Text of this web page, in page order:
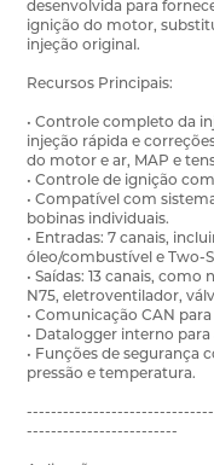
desenvolvida para
ignição do motor,
injeção original.
Recursos Principais:
• Controle completo da
injeção rápida e
do motor e ar, MAP e
• Controle de ignição
• Compatível com
bobinas individuais.
• Entradas: 7 canais,
óleo/combustível e Two-
• Saídas: 13 canais,
N75, eletroventilador,
• Comunicação CAN
• Datalogger interno para
• Funções de segurança
pressão e temperatura.
-------------------------